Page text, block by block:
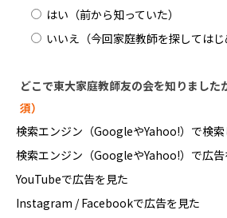
はい（前から知っていた）
いいえ（今回家庭教師を探してはじ
どこで東大家庭教師友の会を知りました
須）
検索エンジン（GoogleやYahoo!）で検索
検索エンジン（GoogleやYahoo!）で広告
YouTubeで広告を見た
Instagram / Facebookで広告を見た